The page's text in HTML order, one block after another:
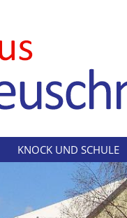
KNOCK UND SCHULE